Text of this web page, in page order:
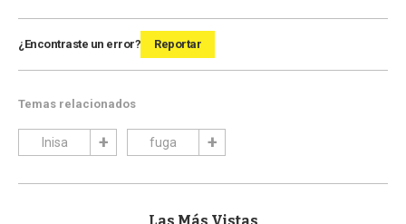
¿Encontraste un error? Reportar
Temas relacionados
Inisa fuga